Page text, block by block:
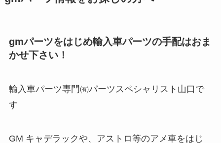
gmパーツをはじめ輸入車パーツの手配はおま
かせ下さい！
輸入車パーツ専門㈲パーツスペシャリスト山口で
す
GM キャデラックや、アストロ等のアメ車をはじ